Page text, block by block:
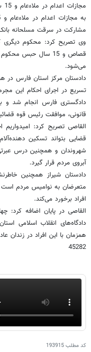
مشارکت در سرقت مسلحانه
وی تصریح کرد: محکوم
قصاص و 15 سال حبس
می‌شود.
دادستان مرکز استان فارس در
تسریع در اجرای احکام این
دادگستری فارس انجام شد و
قانونی، موافقت رئیس قوه
القاصی تصریح کرد:
قضایی بتواند تسکین
شهروندان و همچنین درس
آبروی مردم قرار گیرد.
دادستان شیراز همچنین
متعرضان به نوامیس مردم
افراد برخورد می‌کند.
القاصی در پایان اضافه کرد:
دادگاه‌های انقلاب اسلامی
همزمان با این افراد در زندان
45282
کد مطلب193915